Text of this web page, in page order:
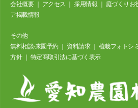
会社概要｜ アクセス ｜採⽤情報 庭づくりお
ア掲載情報
その他
無料相談‧来園予約｜ 資料請求｜ 植栽フォトシ
⽅針｜ 特定商取引法に基づく表⽰